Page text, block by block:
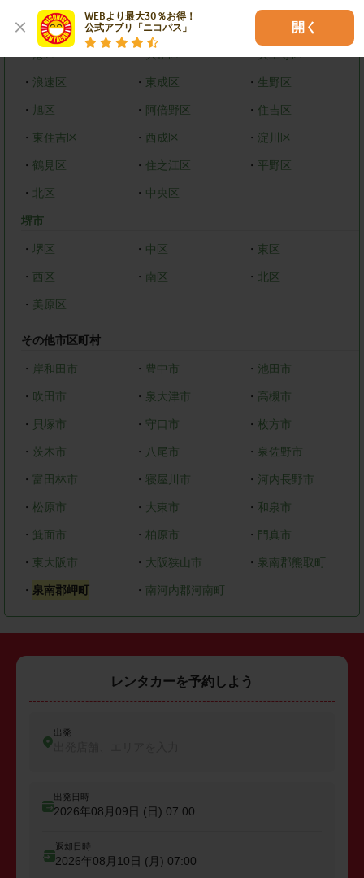
WEBより最大30％お得！
公式アプリ「ニコパス」
開く
・ 都島区 ・福島区
・港区 ・大正区 ・天王寺区
・ 浪速区 ・ 東成区 ・ 生野区
・ 旭区 ・ 阿倍野区 ・ 住吉区
・ 東住吉区 ・ 西成区 ・ 淀川区
・ 鶴見区 ・ 住之江区 ・平野区
・ 北区 ・ 中央区
堺市
・ 堺区 ・ 中区 ・ 東区
・ 西区 ・ 南区 ・ 北区
・ 美原区
その他市区町村
・ 岸和田市 ・ 豊中市 ・ 池田市
・ 吹田市 ・ 泉大津市 ・ 高槻市
・ 貝塚市 ・ 守口市 ・枚方市
・ 茨木市 ・ 八尾市 ・ 泉佐野市
・ 富田林市 ・ 寝屋川市 ・ 河内長野市
・ 松原市 ・ 大東市 ・ 和泉市
・ 箕面市 ・ 柏原市 ・ 門真市
・ 東大阪市 ・ 大阪狭山市 ・ 泉南郡熊取町
・ 泉南郡岬町 ・ 南河内郡河南町
レンタカーを予約しよう
出発
出発日時
2026年08月09日 (日) 07:00
返却日時
2026年08月10日 (月) 07:00